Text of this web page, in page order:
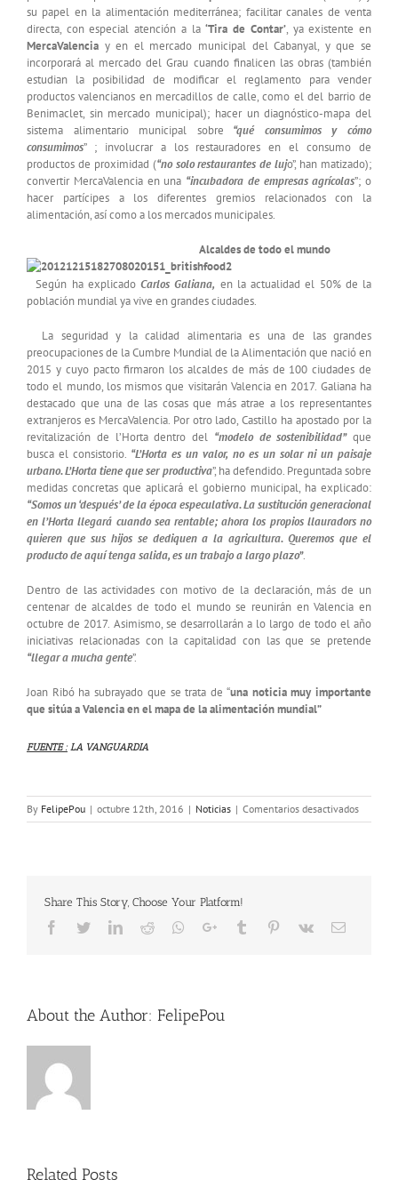
su papel en la alimentación mediterránea; facilitar canales de venta
directa, con especial atención a la‘Tira de Contar’, ya existente en
MercaValencia y en el mercado municipal del Cabanyal, y que se
incorporará al mercado del Grau cuando finalicen las obras (también
estudian la posibilidad de modificar el reglamento para vender
productos valencianos en mercadillos de calle, como el del barrio de
Benimaclet, sin mercado municipal); hacer un diagnóstico-mapa del
sistema alimentario municipal sobre “qué consumimos y cómo
consumimos” ; involucrar a los restauradores en el consumo de
productos de proximidad (“no solo restaurantes de lujo”, han matizado);
convertir MercaValencia en una “incubadora de empresas agrícolas”; o
hacer partícipes a los diferentes gremios relacionados con la
alimentación, así como a los mercados municipales.
Alcaldes de todo el mundo
Según ha explicadoCarlos Galiana, en la actualidad el 50% de la
población mundial ya vive en grandes ciudades.
La seguridad y la calidad alimentaria es una de las grandes
preocupaciones de la Cumbre Mundial de la Alimentación que nació en
2015 y cuyo pacto firmaron los alcaldes de más de 100 ciudades de
todo el mundo, los mismos que visitarán Valencia en 2017. Galiana ha
destacado que una de las cosas que más atrae a los representantes
extranjeros es MercaValencia. Por otro lado, Castillo ha apostado por la
revitalización de l’Horta dentro del “modelo de sostenibilidad”que
busca el consistorio. “L’Horta es un valor, no es un solar ni un paisaje
urbano. L’Horta tiene que ser productiva”, ha defendido. Preguntada sobre
medidas concretas que aplicará el gobierno municipal, ha explicado:
“Somos un ‘después’ de la época especulativa. La sustitución generacional
en l’Horta llegará cuando sea rentable; ahora los propios llauradors no
quieren que sus hijos se dediquen a la agricultura. Queremos que el
producto de aquí tenga salida, es un trabajo a largo plazo”.
Dentro de las actividades con motivo de la declaración, más de un
centenar de alcaldes de todo el mundo se reunirán en Valencia en
octubre de 2017. Asimismo, se desarrollarán a lo largo de todo el año
iniciativas relacionadas con la capitalidad con las que se pretende
“llegar a mucha gente”.
Joan Ribó ha subrayado que se trata de “una noticia muy importante
que sitúa a Valencia en el mapa de la alimentación mundial”
FUENTE :LA VANGUARDIA
By FelipePou | octubre 12th, 2016 | Noticias | Comentarios desactivadosen
Valencia
Share This Story, Choose Your Platform!
Facebook
TwitterLinkedIn
Reddit Whatsapp
Google+Tumblr Pinterest
Vk Email
About the Author: FelipePou
Related Posts